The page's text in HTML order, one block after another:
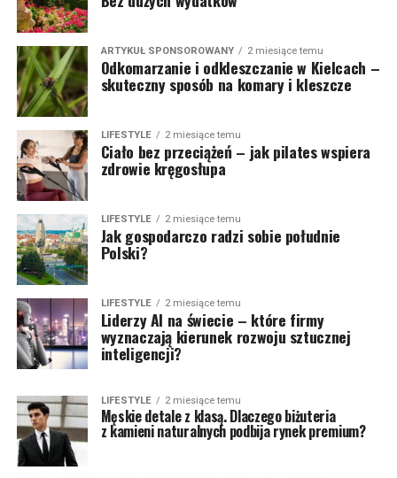
ARTYKUŁ SPONSOROWANY 2 miesiące temu
Odkomarzanie i odkleszczanie w Kielcach –
skuteczny sposób na komary i kleszcze
LIFESTYLE 2 miesiące temu
Ciało bez przeciążeń – jak pilates wspiera
zdrowie kręgosłupa
LIFESTYLE 2 miesiące temu
Jak gospodarczo radzi sobie południe
Polski?
LIFESTYLE 2 miesiące temu
Liderzy AI na świecie – które firmy
wyznaczają kierunek rozwoju sztucznej
inteligencji?
LIFESTYLE 2 miesiące temu
Męskie detale z klasą. Dlaczego biżuteria
z kamieni naturalnych podbija rynek premium?